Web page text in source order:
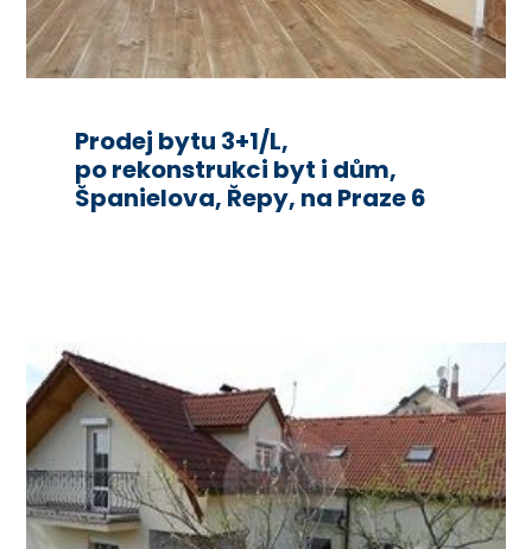
Prodej bytu 3+1/L,
po rekonstrukci byt i dům,
Španielova, Řepy, na Praze 6